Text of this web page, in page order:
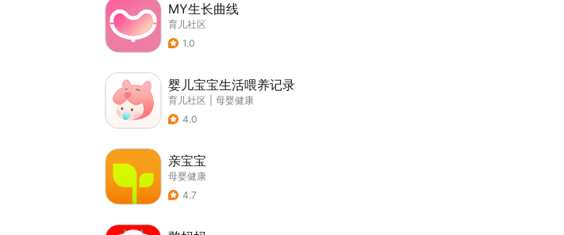
MY生长曲线
育儿社区
1.0
婴儿宝宝生活喂养记录
育儿社区
母婴健康
4.0
亲宝宝
母婴健康
4.7